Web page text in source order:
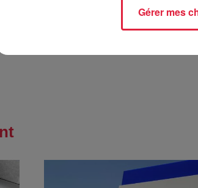
: 24 janvier 2025 à 7h36 Martin Antoine
Gérer mes